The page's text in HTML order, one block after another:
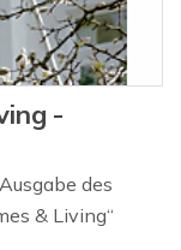
-
des
& Living“